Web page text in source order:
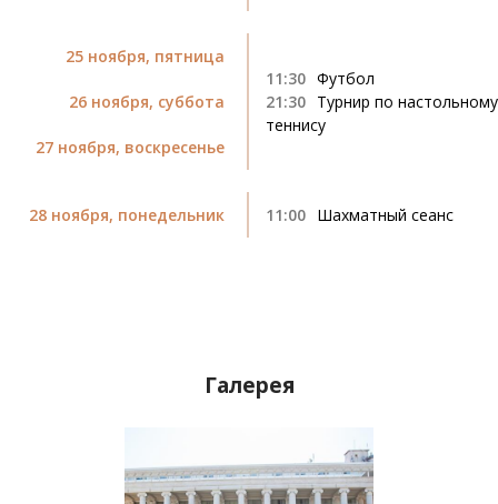
25 ноября, пятница
26 ноября, суббота
27 ноября, воскресенье
11:30 Футбол
21:30 Турнир по настольному
теннису
28 ноября, понедельник 11:00 Шахматный сеанс
Галерея